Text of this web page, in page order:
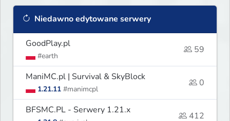
Niedawno edytowane serwery
GoodPlay.pl
#earth
59
ManiMC.pl | Survival & SkyBlock
1.21.11 #manimcpl
0
BFSMC.PL - Serwery 1.21.x
412